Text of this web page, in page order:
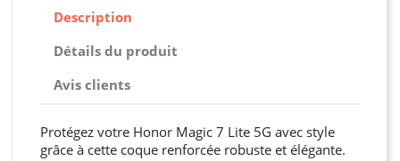
Description
Détails du produit
Avis clients
Protégez votre Honor Magic 7 Lite 5G avec style
grâce à cette coque renforcée robuste et élégante.